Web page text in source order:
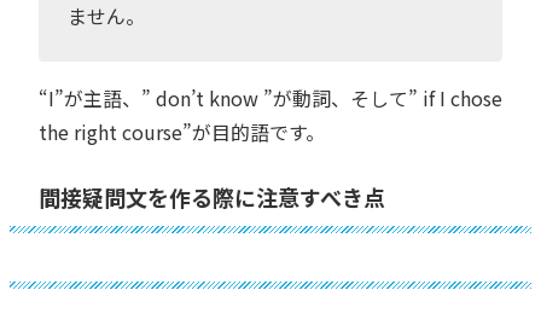
ません。
“I”が主語、” don’t know ”が動詞、そして” if I chose
the right course”が目的語です。
間接疑問文を作る際に注意すべき点